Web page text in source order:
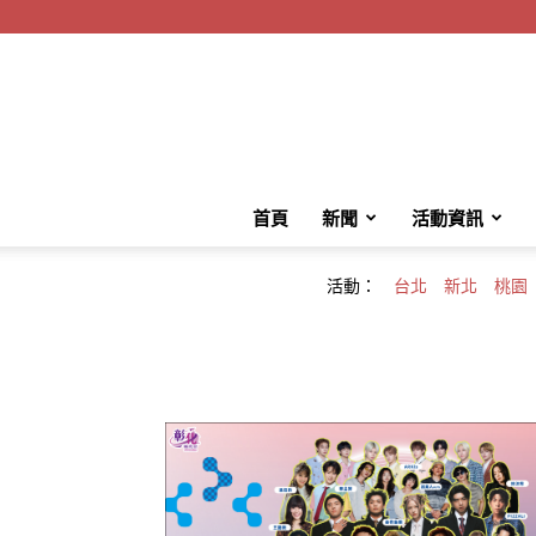
首頁 新聞 活動資訊
活動： 台北 新北 桃園